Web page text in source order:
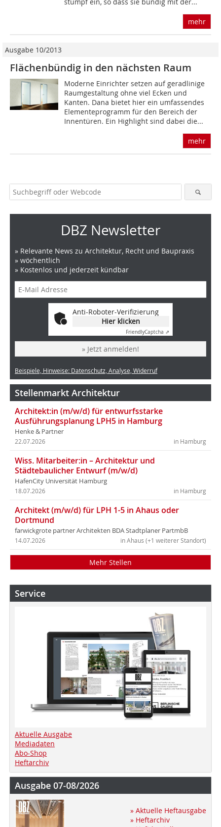
stumpf ein, so dass sie bündig mit der...
mehr
Ausgabe 10/2013
Flächenbündig in den nächsten Raum
Moderne Einrichter setzen auf geradlinige
Raumgestaltung ohne viel Ecken und
Kanten. Dana bietet hier ein umfassendes
Elementeprogramm für den Bereich der
Innentüren. Ein Highlight sind dabei die...
mehr
DBZ Newsletter
» Relevante News zu Architektur, Recht und Baupraxis
» wöchentlich
» Kostenlos und jederzeit kündbar
Anti-Roboter-Verifizierung
Hier klicken
FriendlyCaptcha ⇗
» Jetzt anmelden!
Beispiele, Hinweise: Datenschutz, Analyse, Widerruf
Stellenmarkt Architektur
Architekt:in (m/w/d) für entwurfsstarke
Ausführungsplanung LPH5 in Hamburg
Henke & Partner
in Hamburg
22.07.2026
Wiss. Mitarbeiter:in – Architektur und
Städtebaulicher Entwurf (m/w/d)
HafenCity Universität Hamburg
in Hamburg
18.07.2026
Architekt (m/w/d) für LPH 1-5 in Ahaus oder
Dortmund
farwickgrote partner Architekten BDA Stadtplaner PartmbB
in Ahaus (+1 weiterer Standort)
14.07.2026
Mehr Stellen
Service
Aktuelle Ausgabe
Mediadaten
Abo-Shop
Heftarchiv
Ausgabe 07-08/2026
» Aktuelle Heftausgabe
» Heftarchiv